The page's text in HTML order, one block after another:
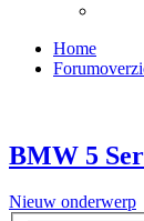
Home
BMW 5
Nieuw onderwerp